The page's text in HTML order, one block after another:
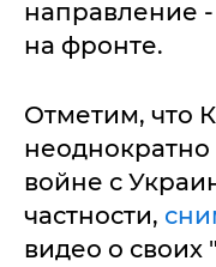
направление -
на фронте.
Отметим, что
неоднократно
войне с
частности,
видео о своих